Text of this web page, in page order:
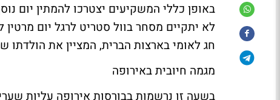
באופן כללי המשקיעים יצטרכו להמתין יום
חג לאומי בארצות הברית, המציין את הולדתו
מגמה חיובית באירופה